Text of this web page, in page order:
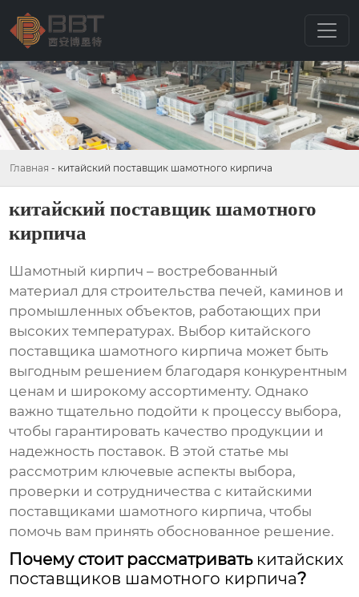
Главная - китайский поставщик шамотного кирпича
китайский поставщик шамотного
кирпича
Шамотный кирпич – востребованный
материал для строительства печей, каминов и
промышленных объектов, работающих при
высоких температурах. Выбор китайского
поставщика шамотного кирпича может быть
выгодным решением благодаря конкурентным
ценам и широкому ассортименту. Однако
важно тщательно подойти к процессу выбора,
чтобы гарантировать качество продукции и
надежность поставок. В этой статье мы
рассмотрим ключевые аспекты выбора,
проверки и сотрудничества с китайскими
поставщиками шамотного кирпича, чтобы
помочь вам принять обоснованное решение.
Почему стоит рассматривать китайских
поставщиков шамотного кирпича?